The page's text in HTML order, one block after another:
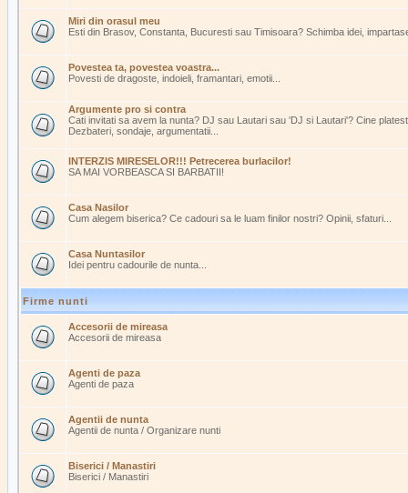
Miri din orasul meu
Esti din Brasov, Constanta, Bucuresti sau Timisoara? Schimba idei,
Povestea ta, povestea voastra...
Povesti de dragoste, indoieli, framantari, emotii...
Argumente pro si contra
Cati invitati sa avem la nunta? DJ sau Lautari sau 'DJ si Lautari'? Cine
Dezbateri, sondaje, argumentatii...
INTERZIS MIRESELOR!!! Petrecerea burlacilor!
SA MAI VORBEASCA SI BARBATII!
Casa Nasilor
Cum alegem biserica? Ce cadouri sa le luam finilor nostri? Opinii, sfaturi...
Casa Nuntasilor
Idei pentru cadourile de nunta...
Firme nunti
Accesorii de mireasa
Accesorii de mireasa
Agenti de paza
Agenti de paza
Agentii de nunta
Agentii de nunta / Organizare nunti
Biserici / Manastiri
Biserici / Manastiri